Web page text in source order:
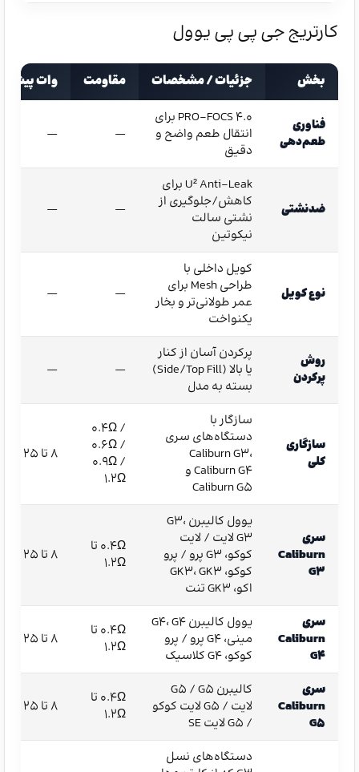
کارتریج جی پی پی یوول
بخش جزئیات / مشخصات مقاومت وات
فناوری
طعم‌دهی
PRO-FOCS 4.0 برای
انتقال طعم واضح و
دقیق
—
—
ضدنشتی
U² Anti-Leak برای
کاهش/جلوگیری از
نشتی سالت
نیکوتین
—
—
نوع کویل
کویل داخلی با
طراحی Mesh برای
عمر طولانی‌تر و بخار
یکنواخت
—
—
روش
پرکردن
پرکردن آسان از کنار
یا بالا (Side/Top Fill)
بسته به مدل
—
—
سازگاری
کلی
سازگار با
دستگاه‌های سری
Caliburn G3،
Caliburn G4 و
Caliburn G5
0.4Ω /
0.6Ω /
0.9Ω /
1.2Ω
8 تا 25 وات
سری
Caliburn
G3
یوول کالیبرن G3،
G3 لایت / لایت
کوکو، G3 پرو / پرو
کوکو، GK3، GK3
اکو، GK3 تنت
0.4Ω تا
1.2Ω
8 تا 25 وات
سری
Caliburn
G4
یوول کالیبرن G4، G4
مینی، G4 پرو / پرو
کوکو، G4 کلاسیک
0.4Ω تا
1.2Ω
8 تا 25 وات
سری
Caliburn
G5
کالیبرن G5 / G5
لایت / G5 لایت کوکو
/ G5 لایت SE
0.4Ω تا
1.2Ω
8 تا 25 وات
دستگاه‌های نسل